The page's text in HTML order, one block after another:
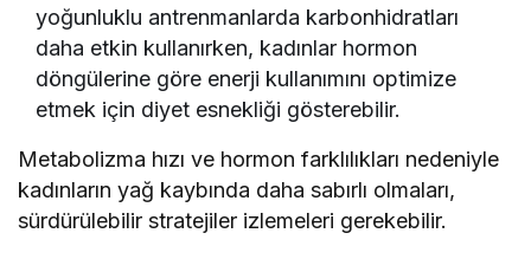
yoğunluklu antrenmanlarda karbonhidratları
daha etkin kullanırken, kadınlar hormon
döngülerine göre enerji kullanımını optimize
etmek için diyet esnekliği gösterebilir.
Metabolizma hızı ve hormon farklılıkları nedeniyle
kadınların yağ kaybında daha sabırlı olmaları,
sürdürülebilir stratejiler izlemeleri gerekebilir.